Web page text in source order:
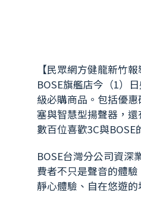
【民眾網方健龍新竹
BOSE旗艦店今（1）
級必購商品。包括優
塞與智慧型揚聲器，
數百位喜歡3C與BOSE
BOSE台灣分公司資深
費者不只是聲音的體
靜心體驗、自在悠遊